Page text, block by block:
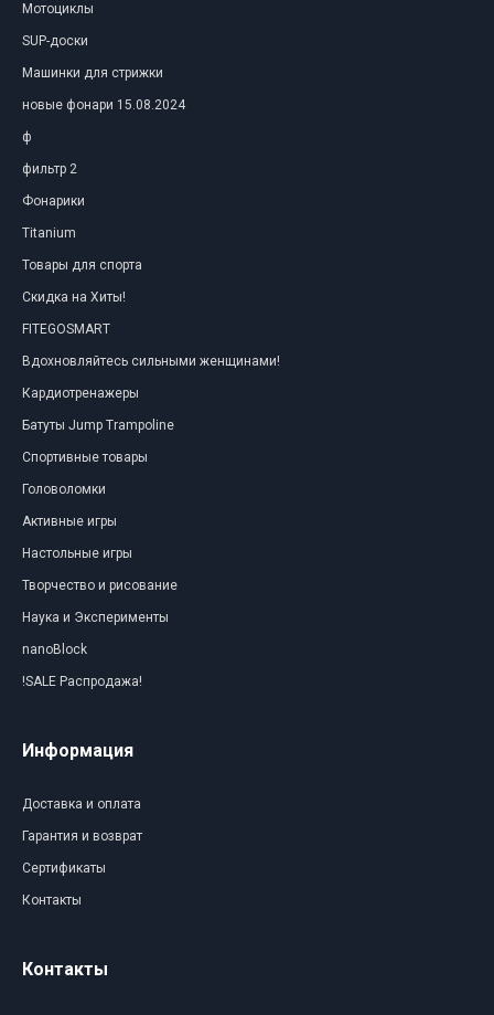
Мотоциклы
SUP-доски
Машинки для стрижки
новые фонари 15.08.2024
ф
фильтр 2
Фонарики
Titanium
Товары для спорта
Скидка на Хиты!
FITEGOSMART
Вдохновляйтесь сильными женщинами!
Кардиотренажеры
Батуты Jump Trampoline
Спортивные товары
Головоломки
Активные игры
Настольные игры
Творчество и рисование
Наука и Эксперименты
nanoBlock
!SALE Распродажа!
Информация
Доставка и оплата
Гарантия и возврат
Сертификаты
Контакты
Контакты